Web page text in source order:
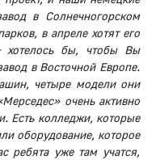
в Солнечногорском
в апреле хотят его
хотелось бы, чтобы Вы
в Восточной Европе.
четыре модели они
очень активно
Есть колледжи, которые
оборудование, которое
ребята уже там учатся,